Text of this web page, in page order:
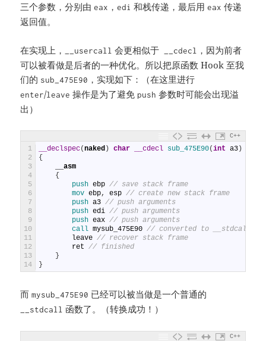
三个参数，分别由eax ，edi 和栈传递，最后用eax 传递
返回值。
在实现上， __usercall 会更相似于 __cdecl ，因为前者
可以被看做是后者的一种优化。所以把原函数 Hook 至我
们的 sub_475E90 ，实现如下：（在这里进行
enter/leave 操作是为了避免 push 参数时可能会出现溢
出）
C++
1
2
3
4
5
6
7
8
9
10
11
12
13
14
__declspec(naked ) char __cdecl sub_475E90(int a3 )
{
__asm
{
push ebp // save stack frame
mov ebp, esp // create new stack frame
push a3 // push arguments
push edi // push arguments
push eax // push arguments
call mysub_475E90 // converted to __stdcall
leave // recover stack frame
ret
// finished
}
}
而mysub_475E90 已经可以被当做是一个普通的
__stdcall 函数了。（转换成功！）
C++